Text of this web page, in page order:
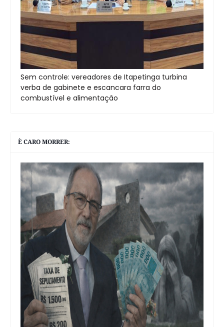
Sem controle: vereadores de Itapetinga turbina
verba de gabinete e escancara farra do
combustível e alimentação
È CARO MORRER: